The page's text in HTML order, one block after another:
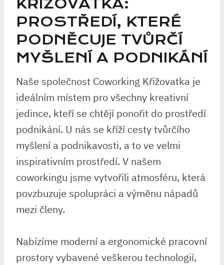
KŘIŽOVATKA:
PROSTŘEDÍ, KTERÉ
PODNĚCUJE TVŮRČÍ
MYŠLENÍ A PODNIKÁNÍ
Naše společnost Coworking Křižovatka je
ideálním místem pro všechny kreativní
jedince, kteří se chtějí ponořit do prostředí
podnikání. U nás se kříží cesty tvůrčího
myšlení a podnikavosti, a to ve velmi
inspirativním prostředí. V našem
coworkingu jsme vytvořili atmosféru, která
povzbuzuje spolupráci a výměnu nápadů
mezi členy.
Nabízíme moderní a ergonomické pracovní
prostory vybavené veškerou technologií,